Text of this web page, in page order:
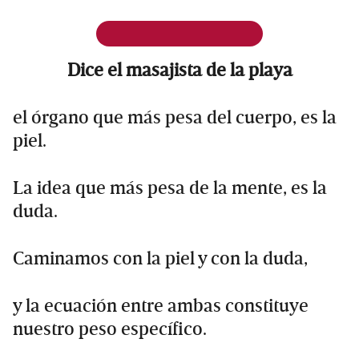
Dice el masajista de la playa
el órgano que más pesa del cuerpo, es la
piel.
La idea que más pesa de la mente, es la
duda.
Caminamos con la piel y con la duda,
y la ecuación entre ambas constituye
nuestro peso específico.